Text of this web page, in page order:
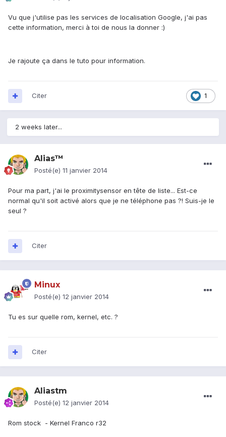
Vu que j'utilise pas les services de localisation Google, j'ai pas
cette information, merci à toi de nous la donner :)
Je rajoute ça dans le tuto pour information.
1
Citer
2 weeks later...
Alias™
Posté(e) 11 janvier 2014
Pour ma part, j'ai le proximitysensor en tête de liste... Est-ce
normal qu'il soit activé alors que je ne téléphone pas ?! Suis-je le
seul ?
Citer
Minux
Posté(e) 12 janvier 2014
Tu es sur quelle rom, kernel, etc. ?
Citer
Aliastm
Posté(e) 12 janvier 2014
Rom stock - Kernel Franco r32